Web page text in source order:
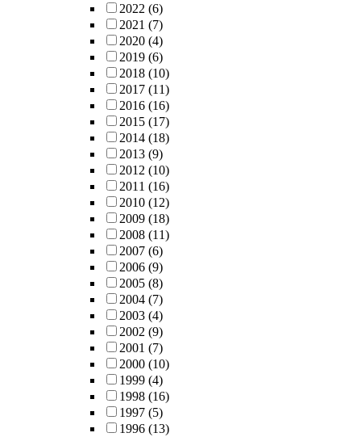
2022 (6)
2021 (7)
2020 (4)
2019 (6)
2018 (10)
2017 (11)
2016 (16)
2015 (17)
2014 (18)
2013 (9)
2012 (10)
2011 (16)
2010 (12)
2009 (18)
2008 (11)
2007 (6)
2006 (9)
2005 (8)
2004 (7)
2003 (4)
2002 (9)
2001 (7)
2000 (10)
1999 (4)
1998 (16)
1997 (5)
1996 (13)